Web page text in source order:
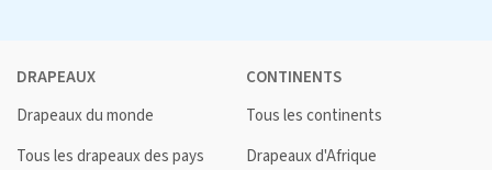
DRAPEAUX
Drapeaux du monde
Tous les drapeaux des pays
CONTINENTS
Tous les continents
Drapeaux d'Afrique